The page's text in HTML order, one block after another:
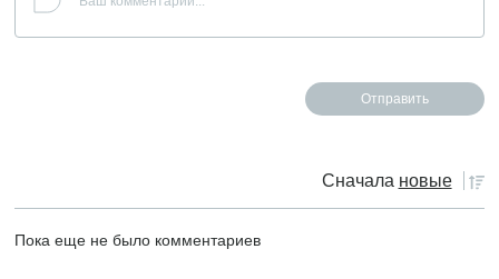
Сначала новые
Пока еще не было комментариев